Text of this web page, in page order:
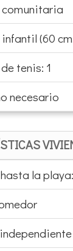
(60
tenis: 1
necesario
la